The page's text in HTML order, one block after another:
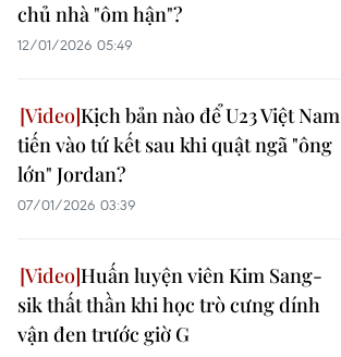
chủ nhà "ôm hận"?
12/01/2026 05:49
Kịch bản nào để U23 Việt Nam
tiến vào tứ kết sau khi quật ngã "ông
lớn" Jordan?
07/01/2026 03:39
Huấn luyện viên Kim Sang-
sik thất thần khi học trò cưng dính
vận đen trước giờ G